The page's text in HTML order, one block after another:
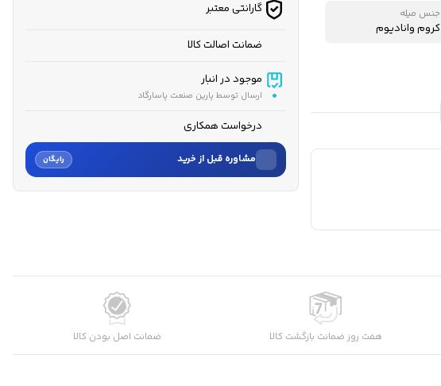
جنس میله
کروم وانادیوم
گارانتی معتبر
ضمانت اصالت کالا
موجود در انبار
ارسال توسط پارین صنعت پاسارگاد
درخواست همکاری
مشاوره قبل از خرید رایگان
نام
شماره موبایل
مدل R...» با شما تماس می‌گیرند.هفت روز ضمانت بازگشت کالا ضمانت اصل بودن کالا